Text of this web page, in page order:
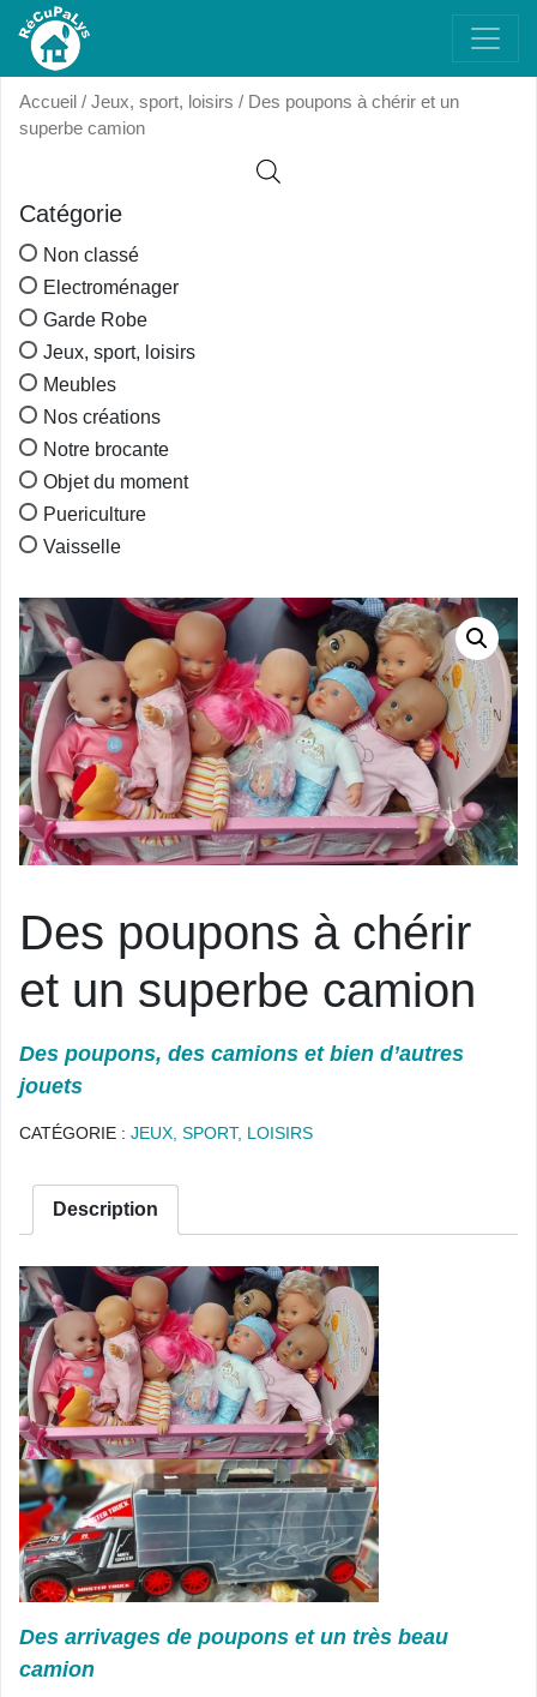
Accueil / Jeux, sport, loisirs / Des poupons à chérir et un
superbe camion
Catégorie
Non classé
Electroménager
Garde Robe
Jeux, sport, loisirs
Meubles
Nos créations
Notre brocante
Objet du moment
Puericulture
Vaisselle
Des poupons à chérir
et un superbe camion
Des poupons, des camions et bien d’autres
jouets
CATÉGORIE : JEUX, SPORT, LOISIRS
Description
Des arrivages de poupons et un très beau
camion